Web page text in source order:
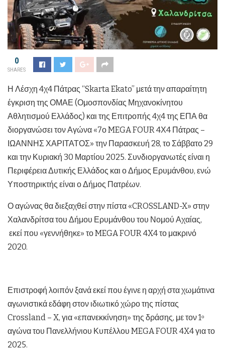
0
SHARES
Η Λέσχη 4χ4 Πάτρας “Skarta Ekato” μετά την απαραίτητη
έγκριση της ΟΜΑΕ (Ομοσπονδίας Μηχανοκίνητου
Αθλητισμού Ελλάδος) και της Επιτροπής 4χ4 της ΕΠΑ θα
διοργανώσει τον Αγώνα «7ο MEGA FOUR 4Χ4 Πάτρας –
ΙΩΑΝΝΗΣ ΧΑΡΙΤΑΤΟΣ» την Παρασκευή 28, το Σάββατο 29
και την Κυριακή 30 Μαρτίου 2025. Συνδιοργανωτές είναι η
Περιφέρεια Δυτικής Ελλάδος και ο Δήμος Ερυμάνθου, ενώ
Υποστηρικτής είναι ο Δήμος Πατρέων.
Ο αγώνας θα διεξαχθεί στην πίστα «CROSSLAND-X» στην
Χαλανδρίτσα του Δήμου Ερυμάνθου του Νομού Αχαίας,
εκεί που «γεννήθηκε» το MEGA FOUR 4X4 το μακρινό
2020.
Επιστροφή λοιπόν ξανά εκεί που έγινε η αρχή στα χωμάτινα
αγωνιστικά εδάφη στον ιδιωτικό χώρο της πίστας
Crossland – X, για «επανεκκίνηση» της δράσης, με τον 1ο
αγώνα του Πανελλήνιου Κυπέλλου MEGA FOUR 4X4 για το
2025.